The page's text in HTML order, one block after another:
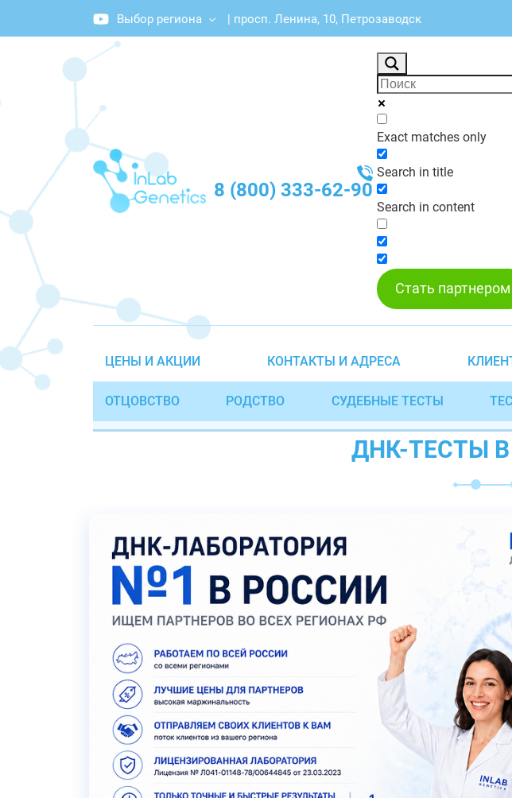
Выбор региона | просп. Ленина, 10, Петрозаводск
8 (800) 333-62-90
Exact matches only
Search in title
Search in content
Стать партнером
ЦЕНЫ И АКЦИИ КОНТАКТЫ И АДРЕСА
ОТЦОВСТВО РОДСТВО СУДЕБНЫЕ ТЕСТЫ
ДНК-ТЕСТЫ